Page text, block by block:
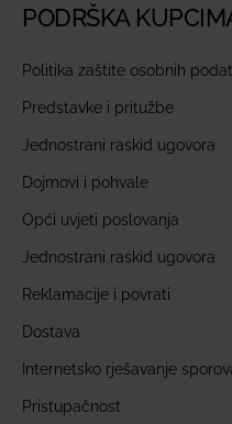
PODRŠKA
Politika zaštite osobnih
Predstavke i pritužbe
Jednostrani raskid ugovora
Dojmovi i pohvale
Opći uvjeti poslovanja
Jednostrani raskid ugovora
Reklamacije i povrati
Dostava
Internetsko rješavanje
Pristupačnost